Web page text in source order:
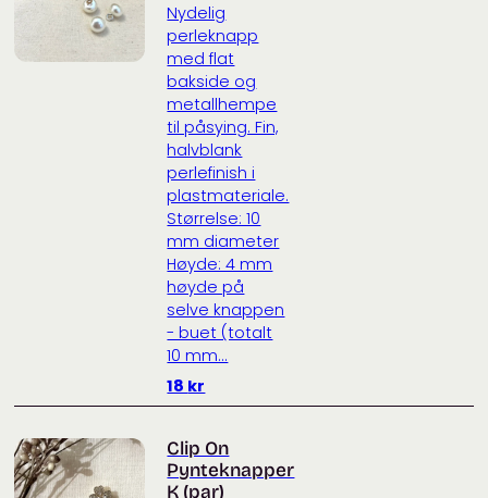
Nydelig
perleknapp
med flat
bakside og
metallhempe
til påsying. Fin,
halvblank
perlefinish i
plastmateriale.
Størrelse: 10
mm diameter
Høyde: 4 mm
høyde på
selve knappen
- buet (totalt
10 mm...
18 kr
Clip On
Pynteknapper
K (par)